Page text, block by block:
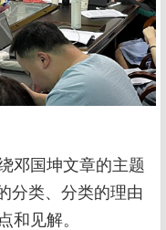
邓国坤文章的主题
分类、分类的理由
和见解。